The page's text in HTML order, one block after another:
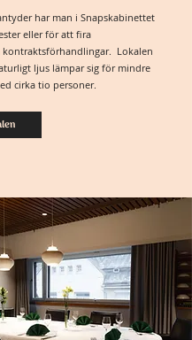
har man i Snapskabinettet
eller för att fira
kontraktsförhandlingar. Lokalen
ljus lämpar sig för mindre
cirka tio personer.